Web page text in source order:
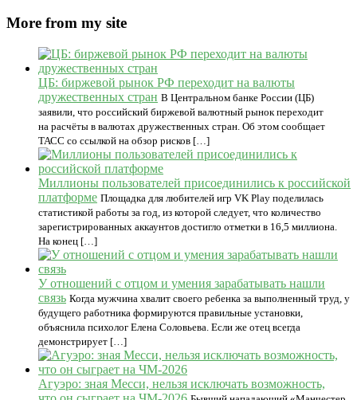
More from my site
ЦБ: биржевой рынок РФ переходит на валюты
дружественных стран В Центральном банке России (ЦБ)
заявили, что российский биржевой валютный рынок переходит
на расчёты в валютах дружественных стран. Об этом сообщает
ТАСС со ссылкой на обзор рисков […]
Миллионы пользователей присоединились к российской
платформе Площадка для любителей игр VK Play поделилась
статистикой работы за год, из которой следует, что количество
зарегистрированных аккаунтов достигло отметки в 16,5 миллиона.
На конец […]
У отношений с отцом и умения зарабатывать нашли
связь Когда мужчина хвалит своего ребенка за выполненный труд, у
будущего работника формируются правильные установки,
объяснила психолог Елена Соловьева. Если же отец всегда
демонстрирует […]
Агуэро: зная Месси, нельзя исключать возможность,